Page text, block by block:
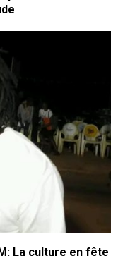
La culture en fête